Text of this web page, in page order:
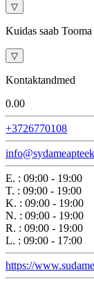
▽
Kuidas saab
▽
Kontaktandmed
0.00
+3726770108
E. : 09:00 - 19:00
T. : 09:00 - 19:00
K. : 09:00 - 19:00
N. : 09:00 - 19:00
R. : 09:00 - 19:00
L. : 09:00 - 17:00
https://